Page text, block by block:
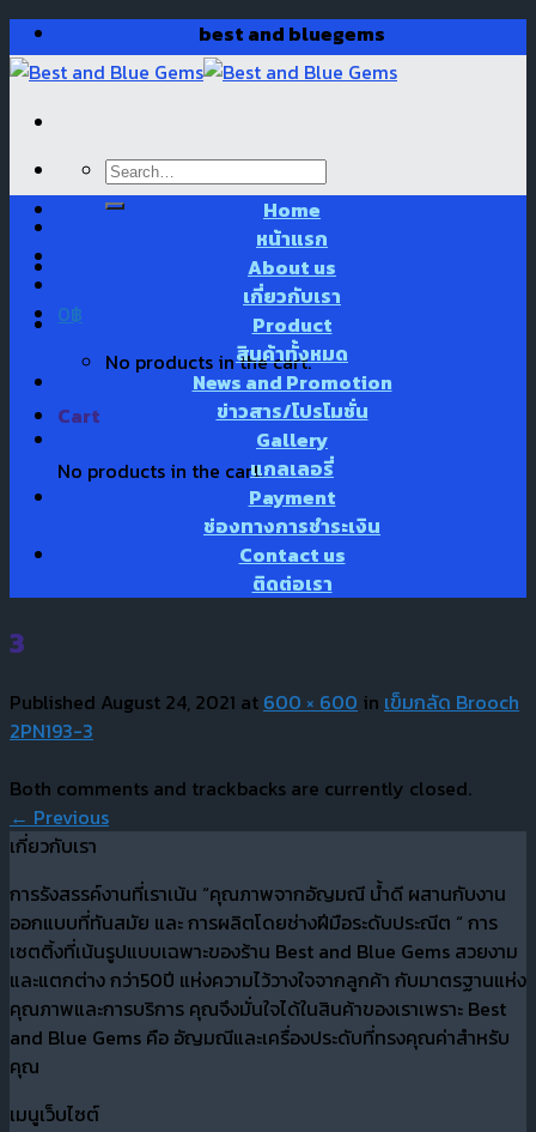
Skip
to
content
best and bluegems
Search
for:
0฿
No products in the cart.
Cart
No products in the cart.
Home
หน้าแรก
About us
เกี่ยวกับเรา
Product
สินค้าทั้งหมด
News and Promotion
ข่าวสาร/โปรโมชั่น
Gallery
แกลเลอรี่
Payment
ช่องทางการชำระเงิน
Contact us
ติดต่อเรา
3
Published August 24, 2021 at 600 × 600 in เข็มกลัด Brooch
2PN193-3
Both comments and trackbacks are currently closed.
← Previous
เกี่ยวกับเรา
การรังสรรค์งานที่เราเน้น “คุณภาพจากอัญมณี น้ำดี ผสานกับงาน
ออกแบบที่ทันสมัย และ การผลิตโดยช่างฝีมือระดับประณีต “ การ
เซตติ้งที่เน้นรูปแบบเฉพาะของร้าน Best and Blue Gems สวยงาม
และแตกต่าง กว่า50ปี แห่งความไว้วางใจจากลูกค้า กับมาตรฐานแห่ง
คุณภาพและการบริการ คุณจึงมั่นใจได้ในสินค้าของเราเพราะ Best
and Blue Gems คือ อัญมณีและเครื่องประดับที่ทรงคุณค่าสำหรับ
คุณ
เมนูเว็บไซต์